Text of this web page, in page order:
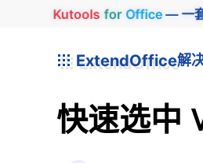
Kutools for Office— 一
ExtendOffice解
快速选中